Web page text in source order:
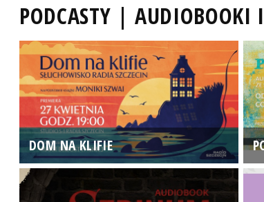
PODCASTY | AUDIOBOOKI
DOM NA KLIFIE